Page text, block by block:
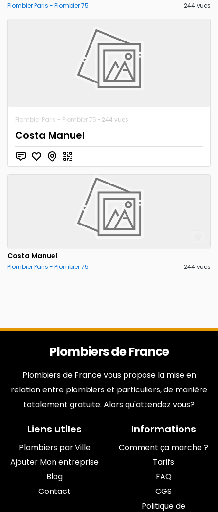
Plombier Paris - Plombier 75 244 vues
Plombier Paris - Plombier 75 • 244 vues
Costa Manuel
Costa Manuel
Plombier Paris - Plombier 75 244 vues
Plombiers de France
Plombiers de France vous propose la mise en
relation entre plombiers et particuliers, de manière
totalement gratuite. Alors qu'attendez vous?
Liens utiles
Plombiers par Ville
Ajouter Mon entreprise
Blog
Contact
Informations
Comment ça marche ?
Tarifs
FAQ
CGS
Politique de